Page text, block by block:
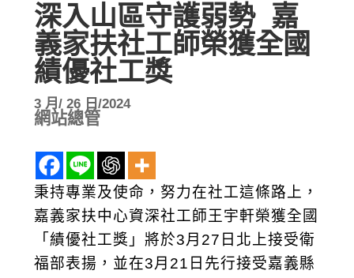
深入山區守護弱勢 嘉
義家扶社工師榮獲全國
績優社工獎
3 月/ 26 日/2024
網站總管
秉持專業及使命，努力在社工這條路上，
嘉義家扶中心資深社工師王宇軒榮獲全國
「績優社工獎」將於3月27日北上接受衛
福部表揚，並在3月21日先行接受嘉義縣